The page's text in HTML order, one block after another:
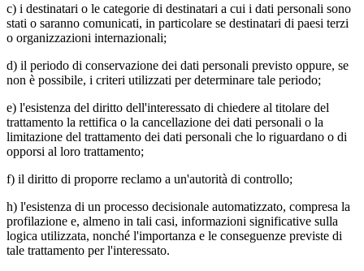
c) i destinatari o le categorie di destinatari a cui i dati personali sono
stati o saranno comunicati, in particolare se destinatari di paesi terzi
o organizzazioni internazionali;
d) il periodo di conservazione dei dati personali previsto oppure, se
non è possibile, i criteri utilizzati per determinare tale periodo;
e) l'esistenza del diritto dell'interessato di chiedere al titolare del
trattamento la rettifica o la cancellazione dei dati personali o la
limitazione del trattamento dei dati personali che lo riguardano o di
opporsi al loro trattamento;
f) il diritto di proporre reclamo a un'autorità di controllo;
h) l'esistenza di un processo decisionale automatizzato, compresa la
profilazione e, almeno in tali casi, informazioni significative sulla
logica utilizzata, nonché l'importanza e le conseguenze previste di
tale trattamento per l'interessato.